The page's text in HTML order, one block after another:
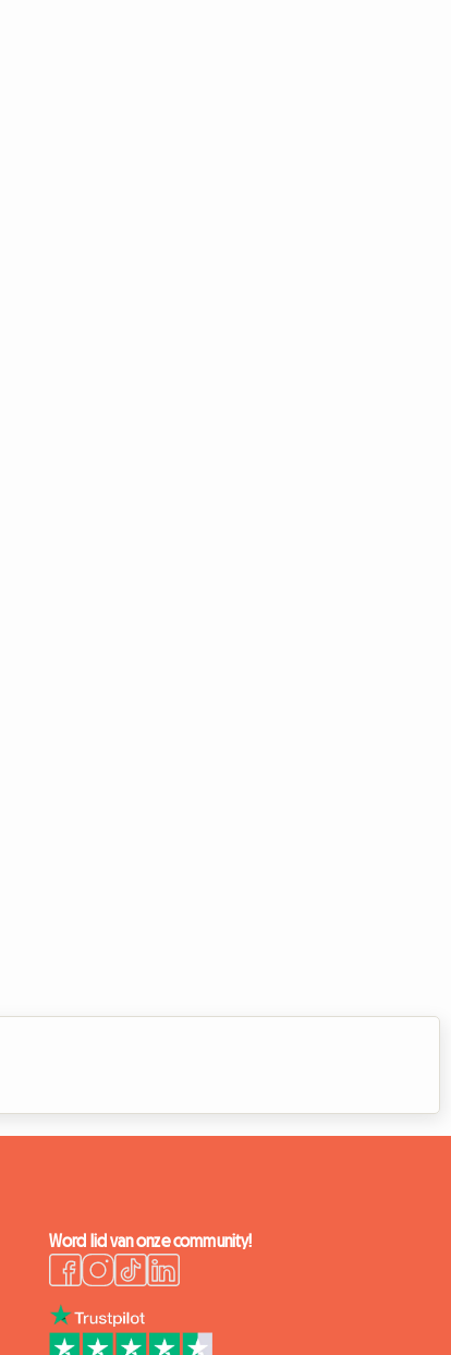
Word lid van onze community!